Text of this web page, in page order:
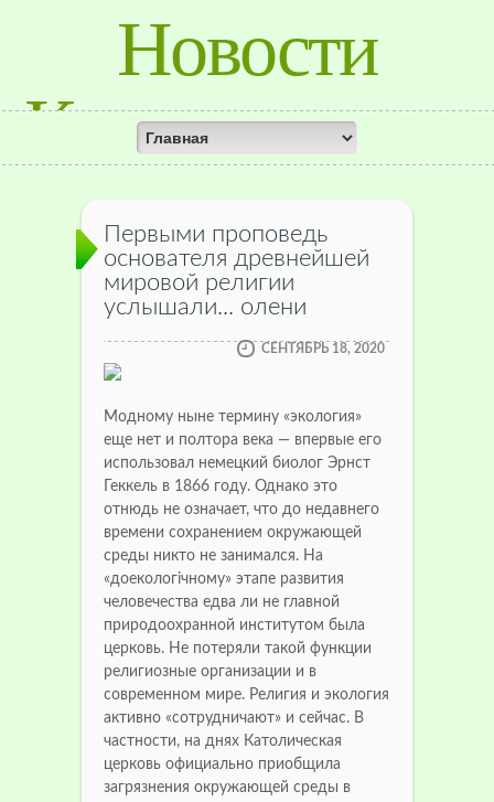
Новости
Красноярского
Края
Первыми проповедь
основателя древнейшей
мировой религии
услышали... олени
СЕНТЯБРЬ 18, 2020
Модному ныне термину «экология»
еще нет и полтора века — впервые его
использовал немецкий биолог Эрнст
Геккель в 1866 году. Однако это
отнюдь не означает, что до недавнего
времени сохранением окружающей
среды никто не занимался. На
«доекологічному» этапе развития
человечества едва ли не главной
природоохранной институтом была
церковь. Не потеряли такой функции
религиозные организации и в
современном мире. Религия и экология
активно «сотрудничают» и сейчас. В
частности, на днях Католическая
церковь официально приобщила
загрязнения окружающей среды в